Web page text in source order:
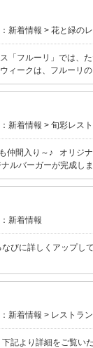
新着情報 > 花と緑の
「フルーリ」では、
ィークは、フルーリ
新着情報 > 旬彩レス
仲間入り～♪ オリジ
ルバーガーが完成し
新着情報
なびに詳しくアップ
新着情報 > レストラ
記より詳細をご覧